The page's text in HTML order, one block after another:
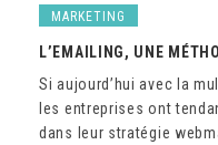
MARKETING
L’EMAILING, UNE
Si aujourd’hui avec la
les entreprises ont
dans leur stratégie